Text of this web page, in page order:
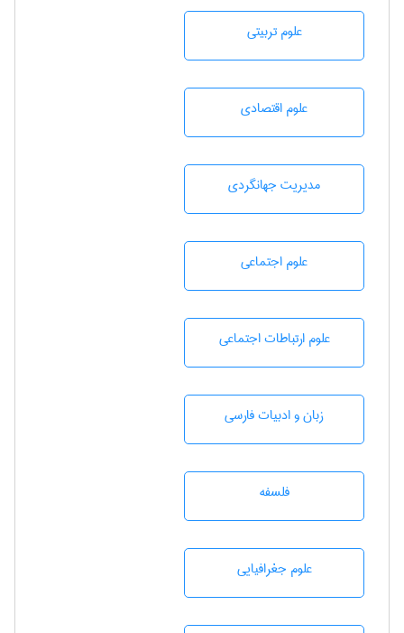
علوم تربيتی
علوم اقتصادی
مديريت جهانگردی
علوم اجتماعی
علوم ارتباطات اجتماعی
زبان و ادبيات فارسی
فلسفه
علوم جغرافيايی